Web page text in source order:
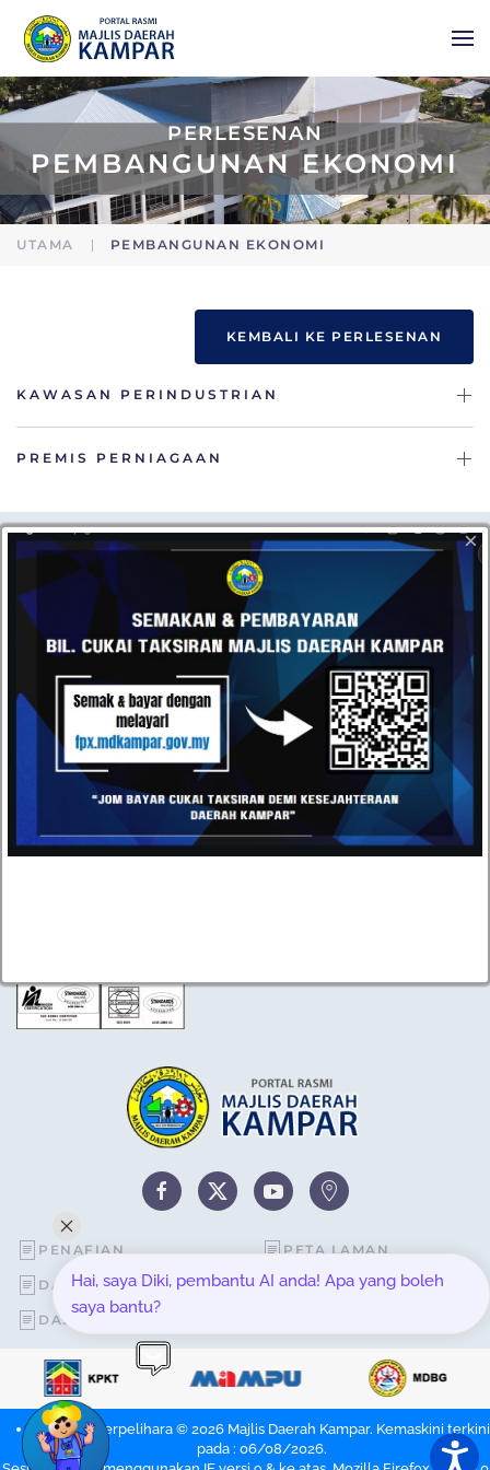
Skip to main content
PERLESENAN
PEMBANGUNAN EKONOMI
UTAMA PEMBANGUNAN EKONOMI
KEMBALI KE PERLESENAN
KAWASAN PERINDUSTRIAN
PREMIS PERNIAGAAN
HUBUNGI
Datang dan kunjungi pejabat kami atau hantarkan e-mel
kepada kami pada bila-bila masa anda mahu. Kami terbuka
kepada semua cadangan daripada pelanggan kami.
Majlis Daerah Kampar, Kompleks Pentadbiran MD
Kampar, Jalan Iskandar, 31900 Kampar, Perak
05-4671020 / 05-4671030
05-4671040
urusetia[at]mdkampar[dot]gov[dot]my
TOPIK POPULAR
TENDER DAN SEBUTHARGA
PENAFIAN
DASAR KESELAMATAN
DASAR PRIVASI
PETA LAMAN
STATISTIK PELAWAT
Hakcipta Terpelihara © 2026 Majlis Daerah Kampar. Kemaskini terkini
pada : 06/08/2026.
×
Hai, saya Diki, pembantu AI anda! Apa yang boleh
saya bantu?